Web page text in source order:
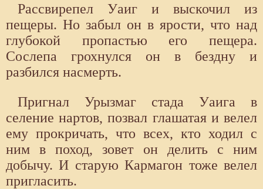
Рассвирепел Уаиг и выскочил из
пещеры. Но забыл он в ярости, что над
глубокой пропастью его пещера.
Сослепа грохнулся он в бездну и
разбился насмерть.
Пригнал Урызмаг стада Уаига в
селение нартов, позвал глашатая и велел
ему прокричать, что всех, кто ходил с
ним в поход, зовет он делить с ним
добычу. И старую Кармагон тоже велел
пригласить.